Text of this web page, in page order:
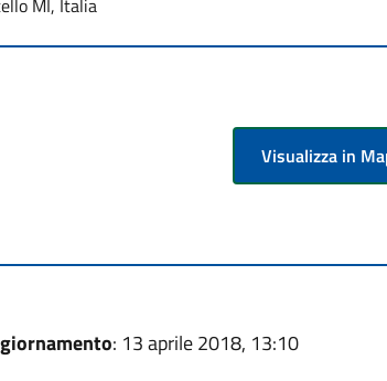
MI, Italia
Visualizza in
: 13 aprile 2018, 13:10